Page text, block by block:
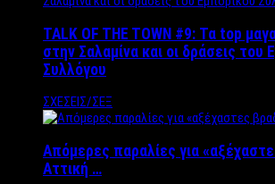
TALK OF THE TOWN #9: Τα top
στην Σαλαμίνα και οι δράσεις του
Συλλόγου
ΣΧΕΣΕΙΣ/ΣΕΞ
Απόμερες παραλίες για
Αττική …